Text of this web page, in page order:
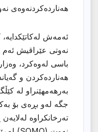
هەناردەکردنەوەی
ئەمەش
نەوتی عێراقیش ئەم
باسی لەوەکرد،
هەناردەکردن و
بەرهەمهێنراو لە
جگە لەو بڕەی بۆ
تەرخانکراوە